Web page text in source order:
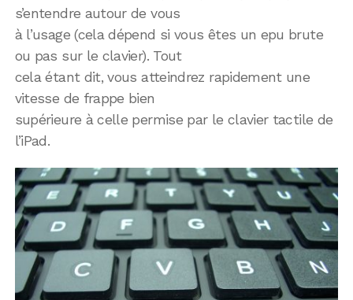
s’entendre autour de vous
à l’usage (cela dépend si vous êtes un epu brute
ou pas sur le clavier). Tout
cela étant dit, vous atteindrez rapidement une
vitesse de frappe bien
supérieure à celle permise par le clavier tactile de
l’iPad.